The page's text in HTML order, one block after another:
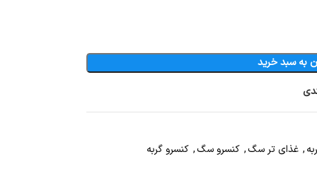
به سبد خرید
, غذای تر سگ, کنسرو سگ, کنسرو گربه